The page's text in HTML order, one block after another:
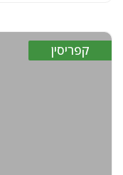
קפריסין